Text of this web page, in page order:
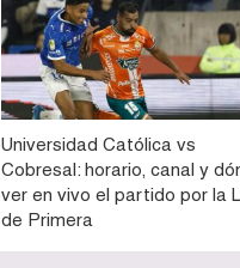
Universidad Católica vs
Cobresal: horario, canal y
ver en vivo el partido por la
de Primera